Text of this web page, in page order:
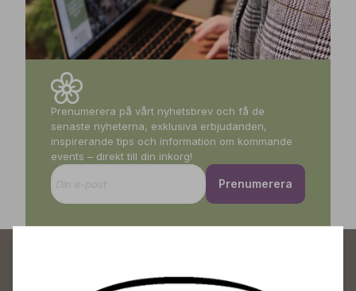
Prenumerera på vårt nyhetsbrev och få de
senaste nyheterna, exklusiva erbjudanden,
inspirerande tips och information om kommande
events – direkt till din inkorg!
Prenumerera